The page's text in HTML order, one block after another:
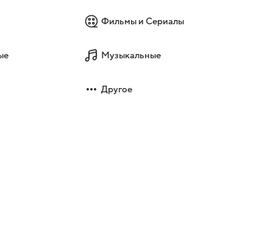
Фильмы и Сериалы
Музыкальные
Другое